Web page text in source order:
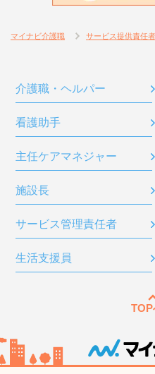
マイナビ介護職 サービス提供責任者
介護職・ヘルパー
看護助手
主任ケアマネジャー
施設長
サービス管理責任者
生活支援員
TOP